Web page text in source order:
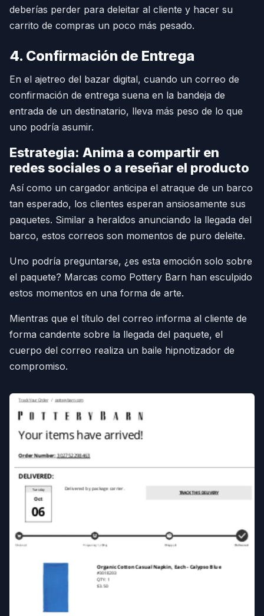
deberías perder para deleitar al cliente y hacer su
carrito de compras un poco más pesado.
4. Confirmación de Entrega
En el ajetreo del bazar digital, cuando un correo de
confirmación de entrega suena en la bandeja de
entrada de un destinatario, lleva más peso de lo que
uno podría asumir.
Estrategia: Anima a compartir en
redes sociales o a reseñar el producto
Así como un cargador anticipa el atraque de un barco
tan esperado, los clientes esperan ansiosamente sus
paquetes. Similar a heraldos anunciando la llegada del
barco, estos correos son momentos de puro deleite.
Uno podría preguntarse, ¿es esta emoción solo sobre
el paquete? Marcas como Pottery Barn han esculpido
estos momentos en una forma de arte.
Mientras que el título del correo informa al cliente de
forma candente sobre la llegada del paquete, el
cuerpo del correo realiza un baile hipnotizador de
compromiso.